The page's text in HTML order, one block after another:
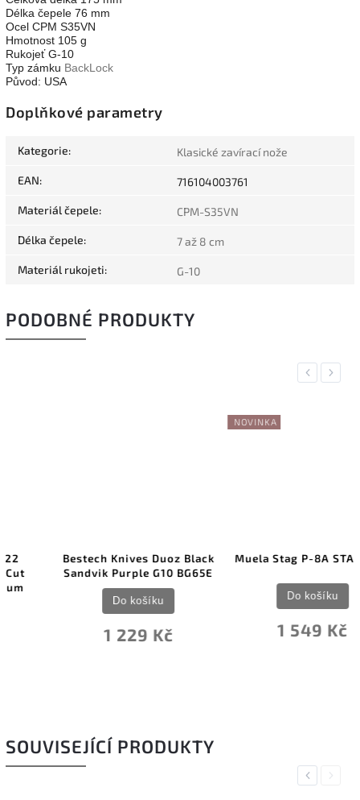
Délka čepele 76 mm
Ocel CPM S35VN
Hmotnost 105 g
Rukojeť G-10
Typ zámku BackLock
Původ: USA
Doplňkové parametry
Kategorie: Klasické zavírací nože
EAN: 716104003761
Materiál čepele: CPM-S35VN
Délka čepele: 7 až 8 cm
Materiál rukojeti: G-10
PODOBNÉ PRODUKTY
Previous
Bestech Knives Duoz Black
Sandvik Purple G10 BG65E
1 229 Kč
Do košíku
Muela Stag P-8A STAGP-8A
1 549 Kč
Do košíku
Next
SOUVISEJÍCÍ PRODUKTY
PreviousNext